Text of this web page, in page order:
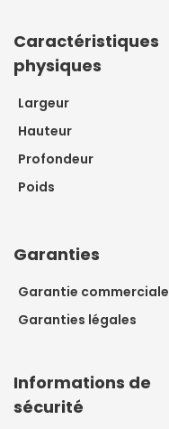
Caractéristiques
physiques
Largeur
Hauteur
Profondeur
Poids
Garanties
Garantie commerciale
Garanties légales
Informations de
sécurité